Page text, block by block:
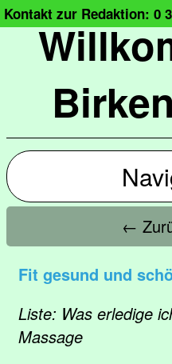
Kontakt zur Redaktion: 0
←
Fit gesund und
Liste: Was erledige
Massage